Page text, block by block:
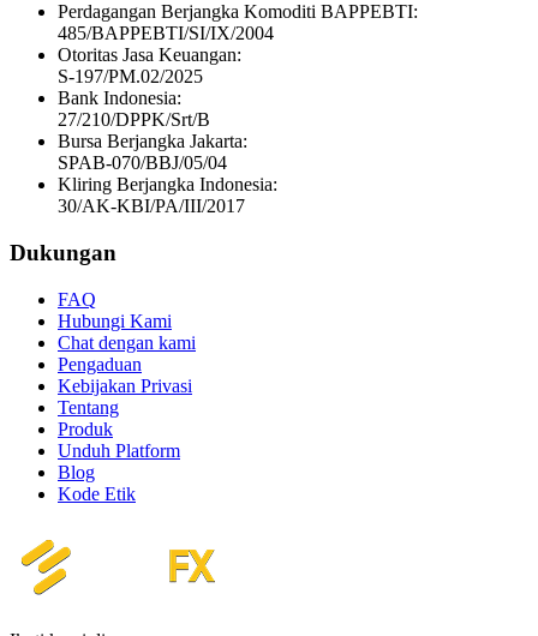
Perdagangan Berjangka Komoditi BAPPEBTI:
485/BAPPEBTI/SI/IX/2004
Otoritas Jasa Keuangan:
S-197/PM.02/2025
Bank Indonesia:
27/210/DPPK/Srt/B
Bursa Berjangka Jakarta:
SPAB-070/BBJ/05/04
Kliring Berjangka Indonesia:
30/AK-KBI/PA/III/2017
Dukungan
FAQ
Hubungi Kami
Chat dengan kami
Pengaduan
Kebijakan Privasi
Tentang
Produk
Unduh Platform
Blog
Kode Etik